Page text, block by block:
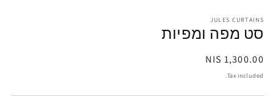
JULES CURTAINS
סט מפה ומפיות
Regular
price
1,300.00 NIS
Tax included.